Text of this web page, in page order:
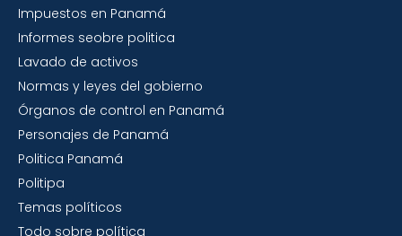
Impuestos en Panamá
Informes seobre politica
Lavado de activos
Normas y leyes del gobierno
Órganos de control en Panamá
Personajes de Panamá
Politica Panamá
Politipa
Temas políticos
Todo sobre política